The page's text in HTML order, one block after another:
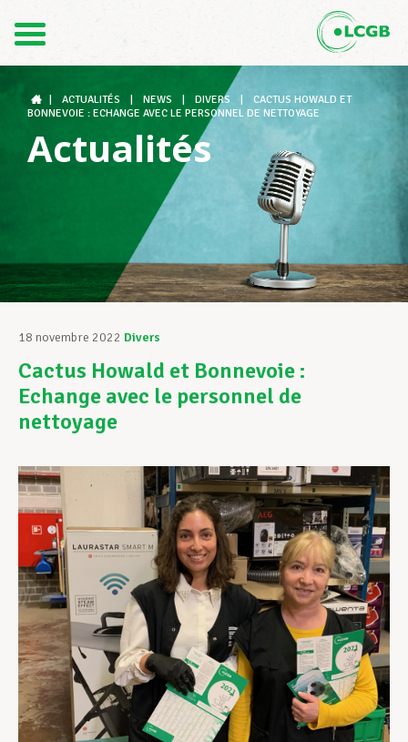
DE
Le LCGB
Structures syndicales
Assistance au Travail
Vos droits
Développement professionnel
Devenir Membre
Actualités
ACTUALITÉS NEWS DIVERS
CACTUS HOWALD ET
BONNEVOIE : ECHANGE AVEC LE PERSONNEL DE NETTOYAGE
Actualités
18 novembre 2022 Divers
Cactus Howald et Bonnevoie :
Echange avec le personnel de
nettoyage